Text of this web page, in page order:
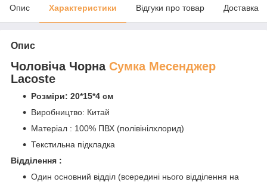
Опис Характеристики Відгуки про товар Доставка
Опис
Чоловіча Чорна Сумка Месенджер
Lacoste
Розміри: 20*15*4 см
Виробництво: Китай
Матеріал : 100% ПВХ (полівінілхлорид)
Текстильна підкладка
Відділення :
Один основний відділ (всередині нього відділення на